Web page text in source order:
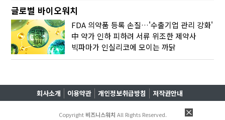
글로벌 바이오워치
FDA 의약품 등록 손질…'수출기업 관리 강화'
中 약가 인하 피하려 서류 위조한 제약사
빅파마가 인실리코에 모이는 까닭
회사소개 이용약관 개인정보취급방침 저작권안내
Copyright 비즈니스워치 All Rights Reserved.